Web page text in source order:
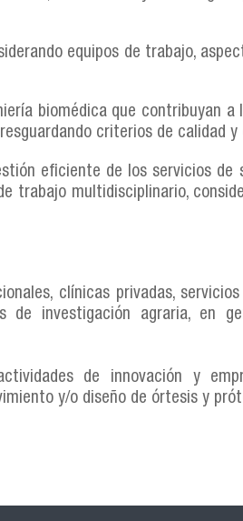
equipos de trabajo,
biomédica que contribuyan
criterios de calidad y
eficiente de los servicios
multidisciplinario,
clínicas privadas,
de investigación agraria, en
de innovación y
y/o diseño de órtesis y